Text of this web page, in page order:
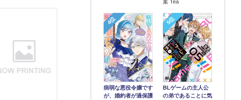
案 Tea
4位
病弱な悪役令嬢です
が、婚約者が過保護
5位
BLゲームの主人公
の弟であることに気